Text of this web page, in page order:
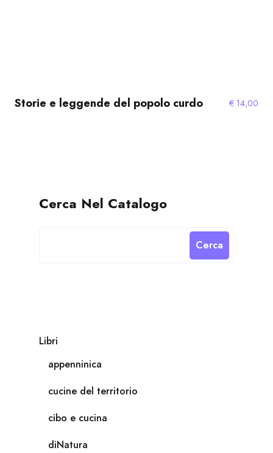
Storie e leggende del popolo curdo € 14,00
Cerca Nel Catalogo
Cerca
Libri
appenninica
cucine del territorio
cibo e cucina
diNatura